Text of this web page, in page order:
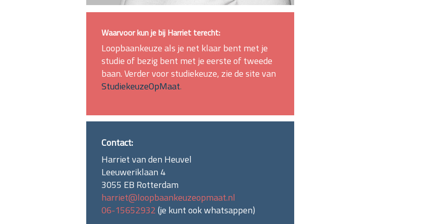
Waarvoor kun je bij Harriet terecht:
Loopbaankeuze als je net klaar bent met je
studie of bezig bent met je eerste of tweede
baan. Verder voor studiekeuze, zie de site van
StudiekeuzeOpMaat.
Contact:
Harriet van den Heuvel
Leeuweriklaan 4
3055 EB Rotterdam
harriet@loopbaankeuzeopmaat.nl
06-15652932(je kunt ookwhatsappen)